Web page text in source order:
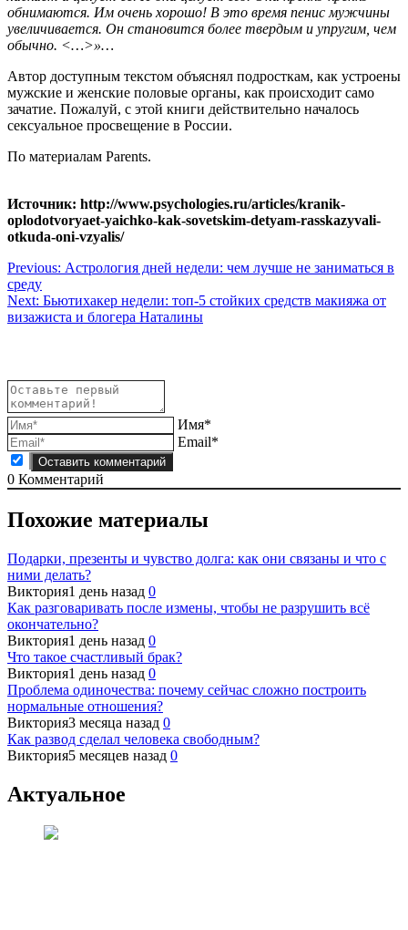
обнимаются. Им очень хорошо! В это время пенис мужчины
увеличивается. Он становится более твердым и упругим, чем
обычно. <…>»…
Автор доступным текстом объяснял подросткам, как устроены
мужские и женские половые органы, как происходит само
зачатие. Пожалуй, с этой книги действительно началось
сексуальное просвещение в России.
По материалам Parents.
Источник: http://www.psychologies.ru/articles/kranik-
oplodotvoryaet-yaichko-kak-sovetskim-detyam-rasskazyvali-
otkuda-oni-vzyalis/
Навигация
по
записям
Previous: Астрология дней недели: чем лучше не заниматься в
среду
Next: Бьютихакер недели: топ-5 стойких средств макияжа от
визажиста и блогера Наталины
Имя*
Email*
0 Комментарий
Похожие материалы
Подарки, презенты и чувство долга: как они связаны и что с
ними делать?
Виктория1 день назад 0
Как разговаривать после измены, чтобы не разрушить всё
окончательно?
Виктория1 день назад 0
Что такое счастливый брак?
Виктория1 день назад 0
Проблема одиночества: почему сейчас сложно построить
нормальные отношения?
Виктория3 месяца назад 0
Как развод сделал человека свободным?
Виктория5 месяцев назад 0
Актуальное